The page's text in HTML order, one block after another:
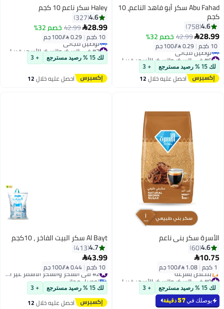
Abu Fahad سكر أبو فاهد الناعم، 10
كجم
4.6
758
28.99
42.99خصم 32%
10 كجم |
أقل سعر في 7 يوم
توصيل مجانيلك 15 % رصيد مسترجع + 3
احصل عليه خلال12
Haley سكر ناعم 10 كجم
4.6
327
28.99
42.99خصم 32%
10 كجم |
أقل سعر في 7 يوم
توصيل مجانيلك 15 % رصيد مسترجع + 3
احصل عليه خلال12
الأسرة سكر بني ناعم
4.6
60
10.75
1 كجم |1.08 /⁨/100 جم⁩
أقل سعر في 7 يوم
بتخلّص بسرعةلك 15 % رصيد مسترجع + 3
يوصلك في57 دقيقة
Al Bayt سكر البيت الفاخر ، 10كجم
4.7
413
43.99
10 كجم |
توصيل مجاني
لك 15 % رصيد مسترجع + 3
احصل عليه خلال12